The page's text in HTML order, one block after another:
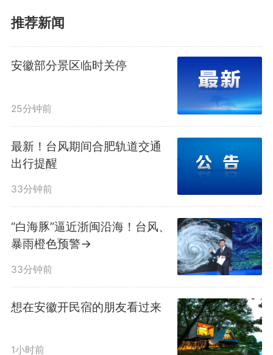
“路虽远，
行则将至。”
这是贺冉在谈及量子计算产业
化之路时，提到的一句话。6月29
日，这位合肥幺正量子科技有限公
司党支部书记、总经理荣膺“安徽
省优秀共产党员”，并获表彰。面
对荣誉，他说的最多的不是自己，
而是团队、是行业、是这个时代赋
推荐新闻
安徽部分景区临时关停
25分钟前
最新！台风期间合肥轨道交通
出行提醒
33分钟前
“白海豚”逼近浙闽沿海！台风、
暴雨橙色预警→
33分钟前
想在安徽开民宿的朋友看过来
1小时前